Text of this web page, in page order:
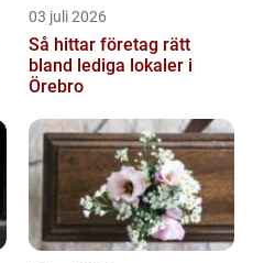
03 juli 2026
Så hittar företag rätt
bland lediga lokaler i
Örebro